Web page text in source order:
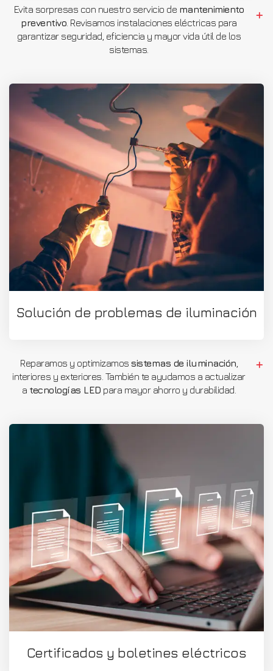
Evita sorpresas con nuestro servicio de mantenimiento
preventivo . Revisamos instalaciones eléctricas para
garantizar seguridad, eficiencia y mayor vida útil de los
sistemas.
Solución de problemas de iluminación
Reparamos y optimizamos sistemas de iluminación
interiores y exteriores. También te ayudamos a actualizar
a tecnologías LED para mayor ahorro y durabilidad.
Certificados y boletines eléctricos